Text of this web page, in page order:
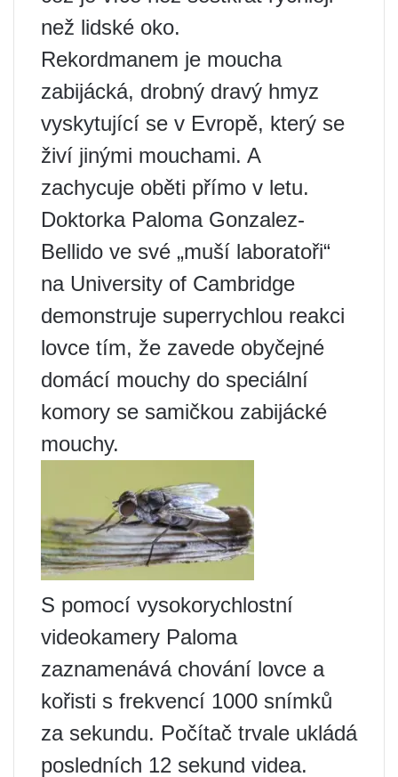
než lidské oko.
Rekordmanem je moucha
zabijácká, drobný dravý hmyz
vyskytující se v Evropě, který se
živí jinými mouchami. A
zachycuje oběti přímo v letu.
Doktorka Paloma Gonzalez-
Bellido ve své „muší laboratoři“
na University of Cambridge
demonstruje superrychlou reakci
lovce tím, že zavede obyčejné
domácí mouchy do speciální
komory se samičkou zabijácké
mouchy.
S pomocí vysokorychlostní
videokamery Paloma
zaznamenává chování lovce a
kořisti s frekvencí 1000 snímků
za sekundu. Počítač trvale ukládá
posledních 12 sekund videa.